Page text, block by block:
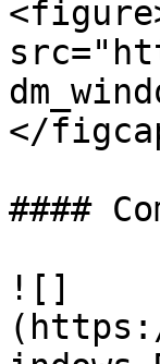
</
####
![]